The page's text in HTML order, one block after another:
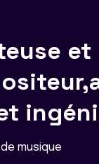
et
musique